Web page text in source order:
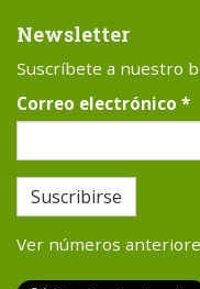
Newsletter
Suscríbete a nuestro
Correo electrónico *
Suscribirse
Ver números